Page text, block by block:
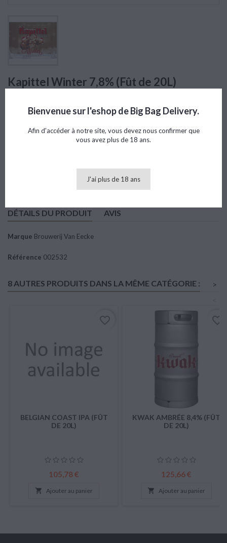
Kapittel Winter 7,8% (Fût de 20L)
 Ajouter au panier
DÉTAILS DU PRODUIT AVIS
Marque Brouwerij Van Eecke
Référence 002532
8 AUTRES PRODUITS DANS LA MÊME CATÉGORIE :
>
BELGIAN COAST IPA (FÛT
DE 20L)
Prix
105,78 €
 Ajouter au panier
favorite_border
KWAK AMBRÉE 8,4% (FÛT
DE 20L)
Prix
125,66 €
 Ajouter au panier
favorite_border
Bienvenue sur l'eshop de Big Bag Delivery.
Afin d'accéder à notre site, vous devez nous confirmer que
vous avez plus de 18 ans.
J'ai plus de 18 ans